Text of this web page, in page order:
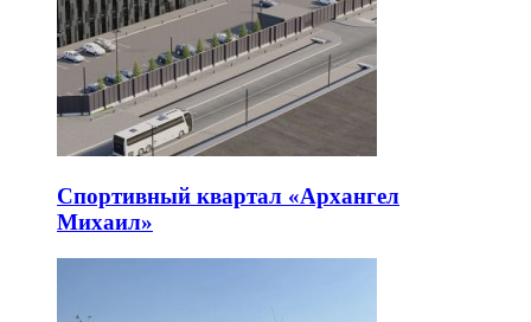
Спортивный квартал «Архангел
Михаил»